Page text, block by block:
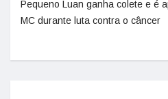
Pequeno Luan ganha colete e é
MC durante luta contra o câncer